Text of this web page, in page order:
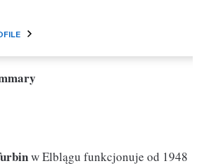
w Elblągu funkcjonuje od 1948